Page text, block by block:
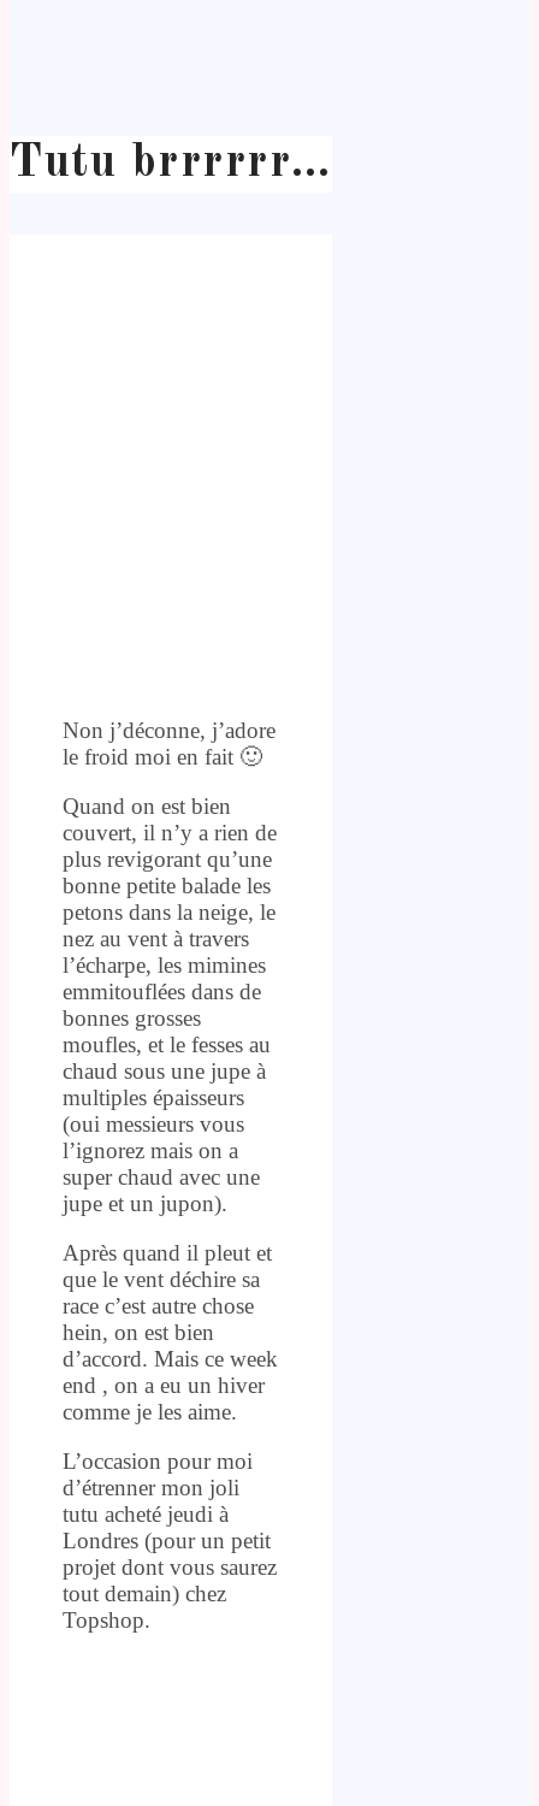
Tutu brrrrrr…
Non j’déconne, j’adore
le froid moi en fait 🙂
Quand on est bien
couvert, il n’y a rien de
plus revigorant qu’une
bonne petite balade les
petons dans la neige, le
nez au vent à travers
l’écharpe, les mimines
emmitouflées dans de
bonnes grosses
moufles, et le fesses au
chaud sous une jupe à
multiples épaisseurs
(oui messieurs vous
l’ignorez mais on a
super chaud avec une
jupe et un jupon).
Après quand il pleut et
que le vent déchire sa
race c’est autre chose
hein, on est bien
d’accord. Mais ce week
end , on a eu un hiver
comme je les aime.
L’occasion pour moi
d’étrenner mon joli
tutu acheté jeudi à
Londres (pour un petit
projet dont vous saurez
tout demain) chez
Topshop.